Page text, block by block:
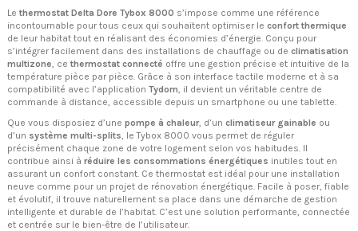
Le thermostat Delta Dore Tybox 8000 s’impose comme une référence
incontournable pour tous ceux qui souhaitent optimiser le confort thermique
de leur habitat tout en réalisant des économies d’énergie. Conçu pour
s’intégrer facilement dans des installations de chauffage ou de climatisation
multizone, ce thermostat connecté offre une gestion précise et intuitive de la
température pièce par pièce. Grâce à son interface tactile moderne et à sa
compatibilité avec l’application Tydom, il devient un véritable centre de
commande à distance, accessible depuis un smartphone ou une tablette.
Que vous disposiez d’une pompe à chaleur, d’un climatiseur gainable ou
d’un système multi-splits, le Tybox 8000 vous permet de réguler
précisément chaque zone de votre logement selon vos habitudes. Il
contribue ainsi à réduire les consommations énergétiques inutiles tout en
assurant un confort constant. Ce thermostat est idéal pour une installation
neuve comme pour un projet de rénovation énergétique. Facile à poser, fiable
et évolutif, il trouve naturellement sa place dans une démarche de gestion
intelligente et durable de l’habitat. C’est une solution performante, connectée
et centrée sur le bien-être de l’utilisateur.